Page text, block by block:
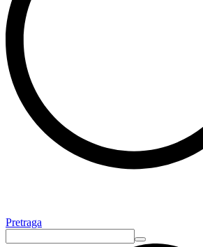
Pretraga